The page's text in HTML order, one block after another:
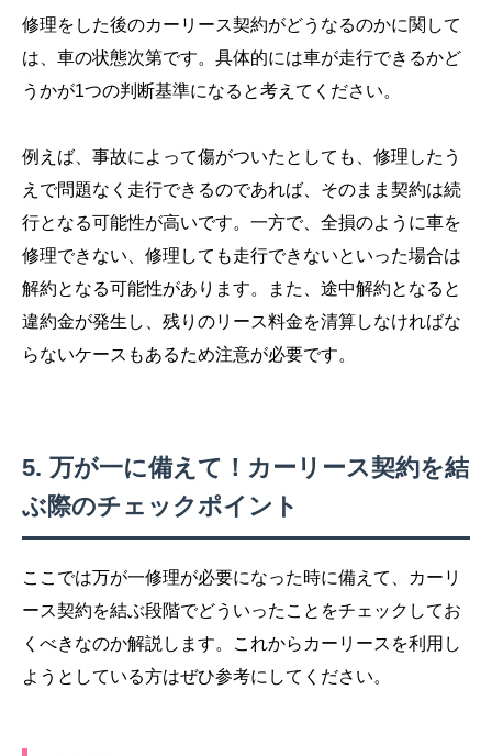
修理をした後のカーリース契約がどうなるのかに関して
は、車の状態次第です。具体的には車が走行できるかど
うかが1つの判断基準になると考えてください。
例えば、事故によって傷がついたとしても、修理したう
えで問題なく走行できるのであれば、そのまま契約は続
行となる可能性が高いです。一方で、全損のように車を
修理できない、修理しても走行できないといった場合は
解約となる可能性があります。また、途中解約となると
違約金が発生し、残りのリース料金を清算しなければな
らないケースもあるため注意が必要です。
万が一に備えて！カーリース契約を結
ぶ際のチェックポイント
ここでは万が一修理が必要になった時に備えて、カーリ
ース契約を結ぶ段階でどういったことをチェックしてお
くべきなのか解説します。これからカーリースを利用し
ようとしている方はぜひ参考にしてください。